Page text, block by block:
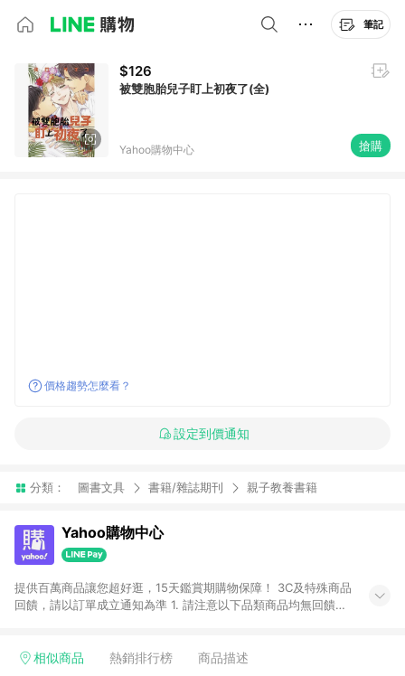
筆記
$126
被雙胞胎兒子盯上初夜了(全)
Yahoo購物中心 搶購
價格趨勢怎麼看？
設定到價通知
分類： 圖書文具 書籍/雜誌期刊 親子教養書籍
Yahoo購物中心
提供百萬商品讓您超好逛，15天鑑賞期購物保障！ 3C及特殊商品
回饋，請以訂單成立通知為準 1. 請注意以下品類商品均無回饋：
電玩/遊戲/相機/單眼/鏡頭/拍立得 [2024/6/1起適用] -內接硬
相似商品 熱銷排行榜 商品描述